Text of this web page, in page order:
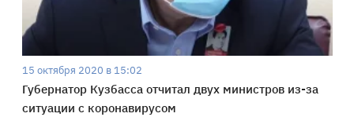
15 октября 2020 в 15:02
Губернатор Кузбасса отчитал двух министров из-за
ситуации с коронавирусом